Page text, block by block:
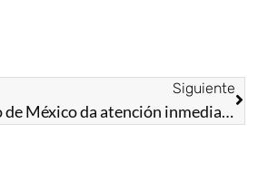
Siguiente
Gobierno del Estado de México da atención inmediata a las familias afectadas por lluvias en Tejupilco; anticipan Plan DN-III